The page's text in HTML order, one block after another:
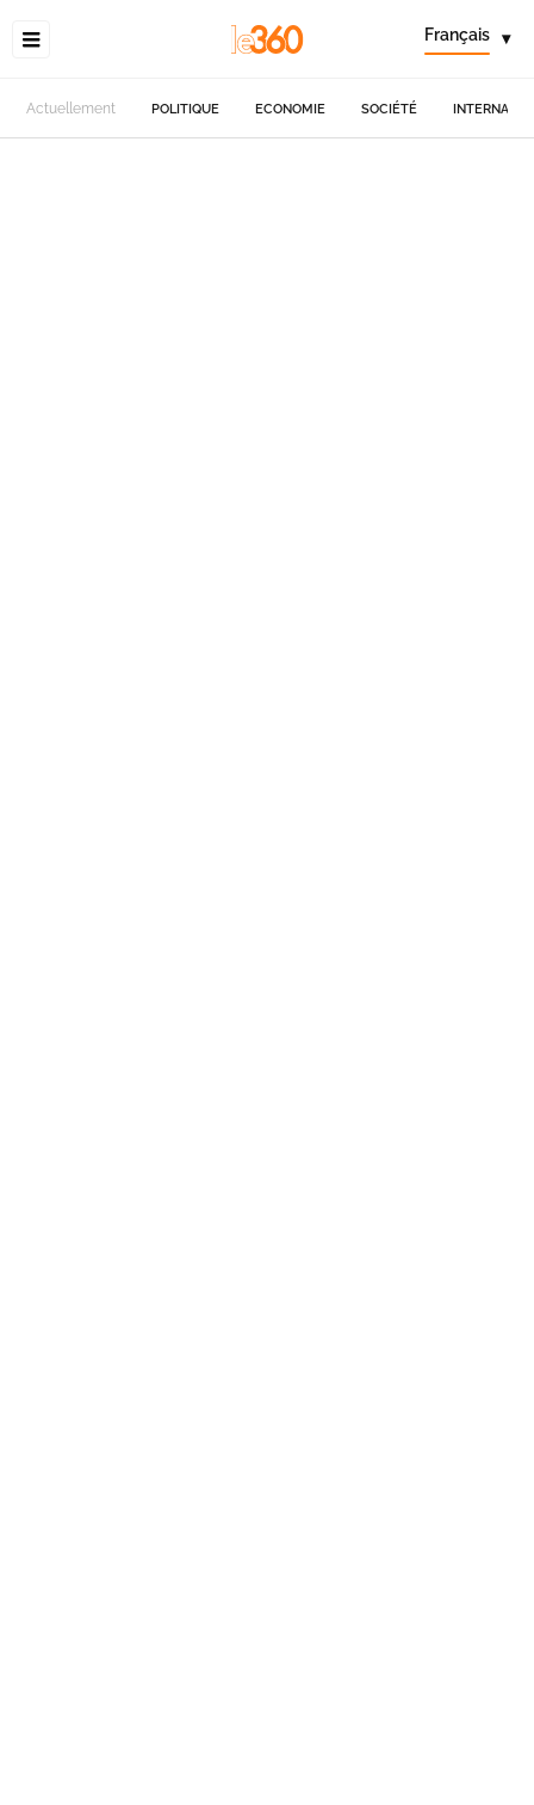
Français ▾
Actuellement POLITIQUE ECONOMIE SOCIÉTÉ